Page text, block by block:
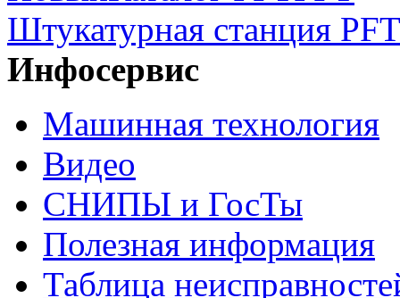
Штукатурная станция
Инфосервис
Машинная технология
Видео
СНИПЫ и ГосТы
Полезная информация
Таблица